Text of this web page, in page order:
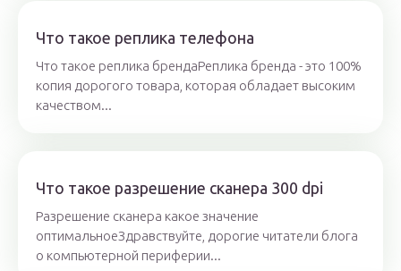
Что такое реплика телефона
Что такое реплика брендаРеплика бренда - это 100%
копия дорогого товара, которая обладает высоким
качеством...
Что такое разрешение сканера 300 dpi
Разрешение сканера какое значение
оптимальноеЗдравствуйте, дорогие читатели блога
о компьютерной периферии...